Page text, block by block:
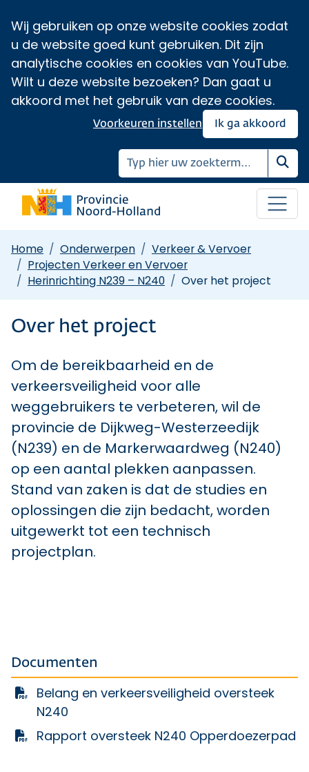
Wij gebruiken op onze website cookies zodat
u de website goed kunt gebruiken. Dit zijn
analytische cookies en cookies van YouTube.
Wilt u deze website bezoeken? Dan gaat u
akkoord met het gebruik van deze cookies.
Ik ga akkoord
Voorkeuren instellen
Home Onderwerpen
Verkeer & Vervoer
Projecten Verkeer en Vervoer
Herinrichting N239 – N240
Over het project
Over het project
Om de bereikbaarheid en de
verkeersveiligheid voor alle
weggebruikers te verbeteren, wil de
provincie de Dijkweg-Westerzeedijk
(N239) en de Markerwaardweg (N240)
op een aantal plekken aanpassen.
Stand van zaken is dat de studies en
oplossingen die zijn bedacht, worden
uitgewerkt tot een technisch
projectplan.
Documenten
Belang en verkeersveiligheid oversteek
N240
Rapport oversteek N240 Opperdoezerpad